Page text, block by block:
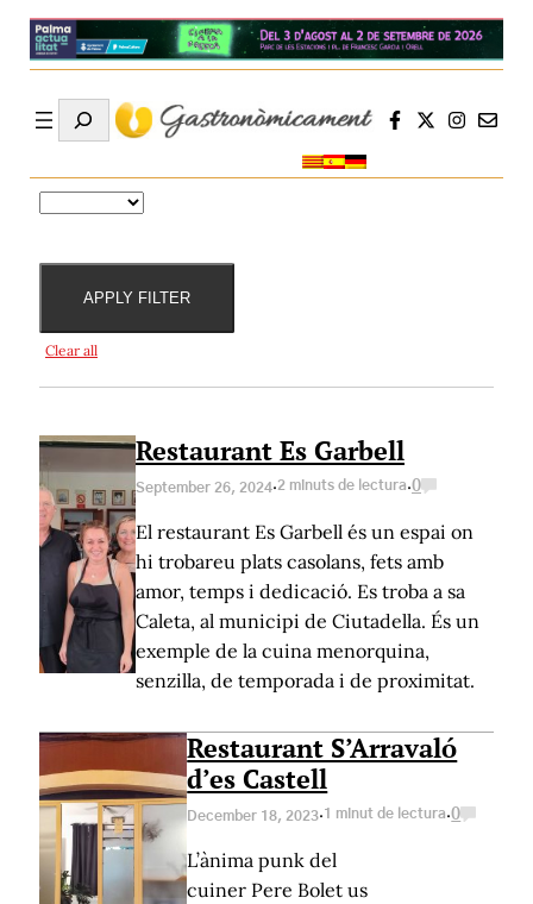
Search
Destacat
Especialitats Preus
APPLY FILTER
Clear all
Restaurant Es Garbell
September 26, 2024·2 minuts de lectura·0
El restaurant Es Garbell és un espai on
hi trobareu plats casolans, fets amb
amor, temps i dedicació. Es troba a sa
Caleta, al municipi de Ciutadella. És un
exemple de la cuina menorquina,
senzilla, de temporada i de proximitat.
Restaurant S’Arravaló
d’es Castell
December 18, 2023·1 minut de lectura·0
L’ànima punk del
cuiner Pere Bolet us